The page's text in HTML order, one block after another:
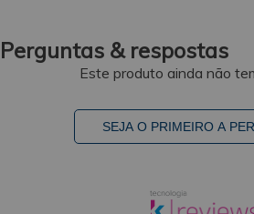
Perguntas & respostas
Este produto ainda não
SEJA O PRIMEIRO A